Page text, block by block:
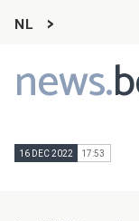
NL
news.
Main
navigation
16 DEC 2022 17:53